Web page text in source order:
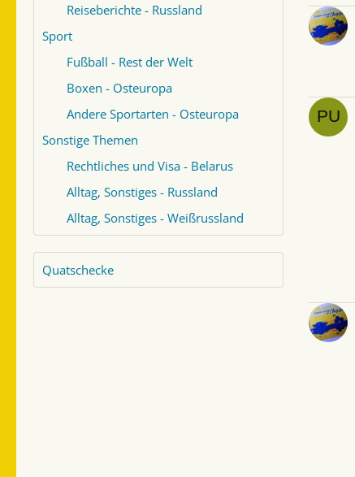
Reiseberichte - Russland
Sport
Fußball - Rest der Welt
Boxen - Osteuropa
Andere Sportarten - Osteuropa
Sonstige Themen
Rechtliches und Visa - Belarus
Alltag, Sonstiges - Russland
Alltag, Sonstiges - Weißrussland
Quatschecke